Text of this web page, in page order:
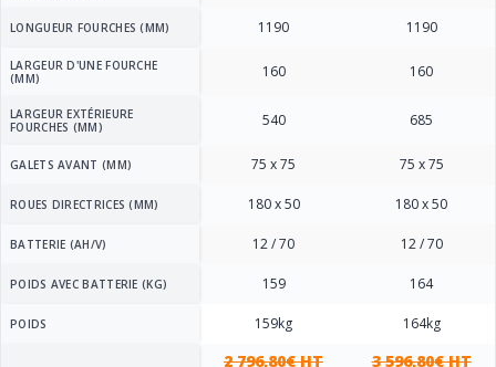
LONGUEUR FOURCHES (MM) 1190 1190
LARGEUR D'UNE FOURCHE
(MM)
160 160
LARGEUR EXTÉRIEURE
FOURCHES (MM)
540 685
GALETS AVANT (MM) 75 x 75 75 x 75
ROUES DIRECTRICES (MM) 180 x 50 180 x 50
BATTERIE (AH/V) 12 / 70 12 / 70
POIDS AVEC BATTERIE (KG) 159 164
POIDS 159kg 164kg
2 796,80€ HT 3 596,80€ HT